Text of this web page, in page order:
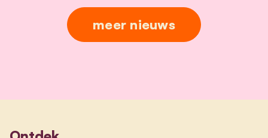
meer nieuws